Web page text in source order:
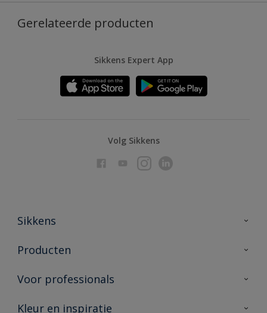
Gerelateerde producten
Sikkens Expert App
Volg Sikkens
Sikkens
Over Sikkens
Duurzaamheid
Producten
Producten voor binnen
Vind je verkooppunt
Voor professionals
Advies & service
Kleur en inspiratie